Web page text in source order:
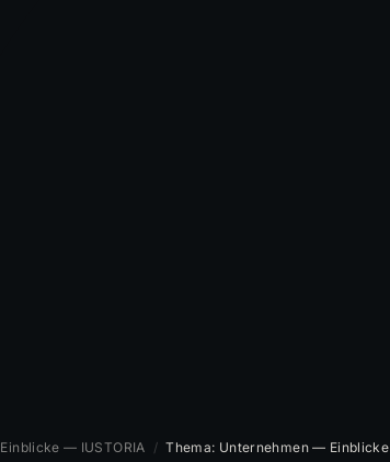
Einblicke — IUSTORIA / Thema: Unternehmen — Einblicke